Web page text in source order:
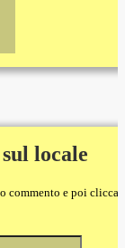
locale
commento e poi clicca